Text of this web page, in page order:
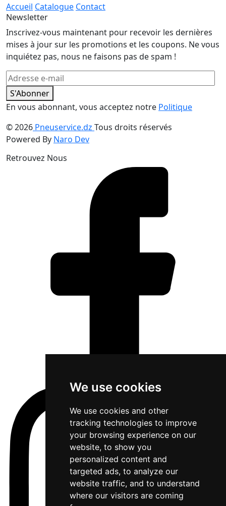
We use cookies
We use cookies and other
tracking technologies to improve
your browsing experience on our
website, to show you
personalized content and
targeted ads, to analyze our
website traffic, and to understand
where our visitors are coming
Accueil Catalogue Contact
Newsletter
Inscrivez-vous maintenant pour recevoir les dernières
mises à jour sur les promotions et les coupons. Ne vous
inquiétez pas, nous ne faisons pas de spam !
S'Abonner
En vous abonnant, vous acceptez notre Politique
© 2026 Pneuservice.dz Tous droits réservés
Powered By Naro Dev
Retrouvez Nous